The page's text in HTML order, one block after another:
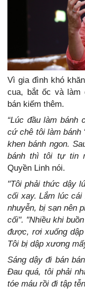
Vì gia đình khó
cua, bắt ốc và làm
bán kiếm thêm.
“Lúc đầu làm bánh
cứ chê tôi làm bánh
khen bánh ngon.
bánh thì tôi tự tin
Quyền Linh nói.
"Tôi phải thức dậy
cối xay. Lắm lúc
nhuyễn, bị sạn nên
cối". "Nhiều khi
được, rơi xuống
Tôi bị dập xương
Sáng dậy đi bán
Đau quá, tôi phải
tóe máu rồi đi tập